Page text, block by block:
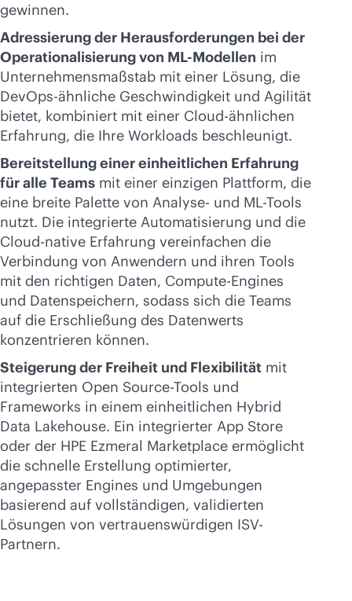
gewinnen.
Adressierung der Herausforderungen bei der
Operationalisierung von ML-Modellen im
Unternehmensmaßstab mit einer Lösung, die
DevOps-ähnliche Geschwindigkeit und Agilität
bietet, kombiniert mit einer Cloud-ähnlichen
Erfahrung, die Ihre Workloads beschleunigt.
Bereitstellung einer einheitlichen Erfahrung
für alle Teams mit einer einzigen Plattform, die
eine breite Palette von Analyse- und ML-Tools
nutzt. Die integrierte Automatisierung und die
Cloud-native Erfahrung vereinfachen die
Verbindung von Anwendern und ihren Tools
mit den richtigen Daten, Compute-Engines
und Datenspeichern, sodass sich die Teams
auf die Erschließung des Datenwerts
konzentrieren können.
Steigerung der Freiheit und Flexibilität mit
integrierten Open Source-Tools und
Frameworks in einem einheitlichen Hybrid
Data Lakehouse. Ein integrierter App Store
oder der HPE Ezmeral Marketplace ermöglicht
die schnelle Erstellung optimierter,
angepasster Engines und Umgebungen
basierend auf vollständigen, validierten
Lösungen von vertrauenswürdigen ISV-
Partnern.